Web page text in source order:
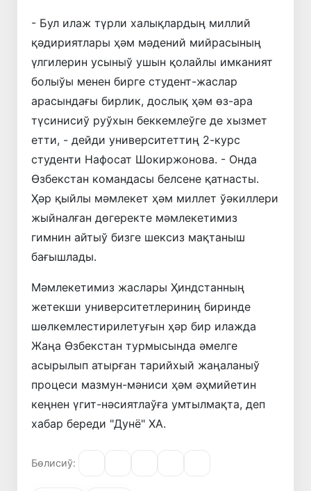
- Бул илаж түрли халықлардың миллий
қәдириятлары ҳәм мәдений мийрасының
үлгилерин усыныў ушын қолайлы имканият
болыўы менен бирге студент-жаслар
арасындағы бирлик, дослық ҳәм өз-ара
түсинисиў руўхын беккемлеўге де хызмет
етти, - дейди университеттиң 2-курс
студенти Нафосат Шокиржонова. - Онда
Өзбекстан командасы белсене қатнасты.
Ҳәр қыйлы мәмлекет ҳәм миллет ўәкиллери
жыйналған дөгеректе мәмлекетимиз
гимнин айтыў бизге шексиз мақтаныш
бағышлады.
Мәмлекетимиз жаслары Ҳиндстанның
жетекши университетлериниң биринде
шөлкемлестирилетуғын ҳәр бир илажда
Жаңа Өзбекстан турмысында әмелге
асырылып атырған тарийхый жаңаланыў
процеси мазмун-мәниси ҳәм әҳмийетин
кеңнен үгит-нәсиятлаўға умтылмақта, деп
хабар береди "Дунё" ХА.
Бөлисиў: